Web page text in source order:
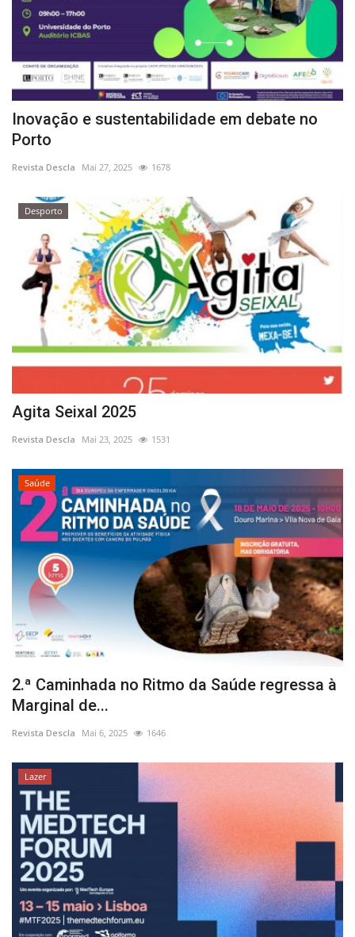
Inovação e sustentabilidade em debate no
Porto
Revista Descla Mai 27, 2025 1678
Desporto
Agita Seixal 2025
Revista Descla Mai 23, 2025 1531
Saúde
2.ª Caminhada no Ritmo da Saúde regressa à
Marginal de...
Revista Descla Mai 6, 2025 1646
Lazer